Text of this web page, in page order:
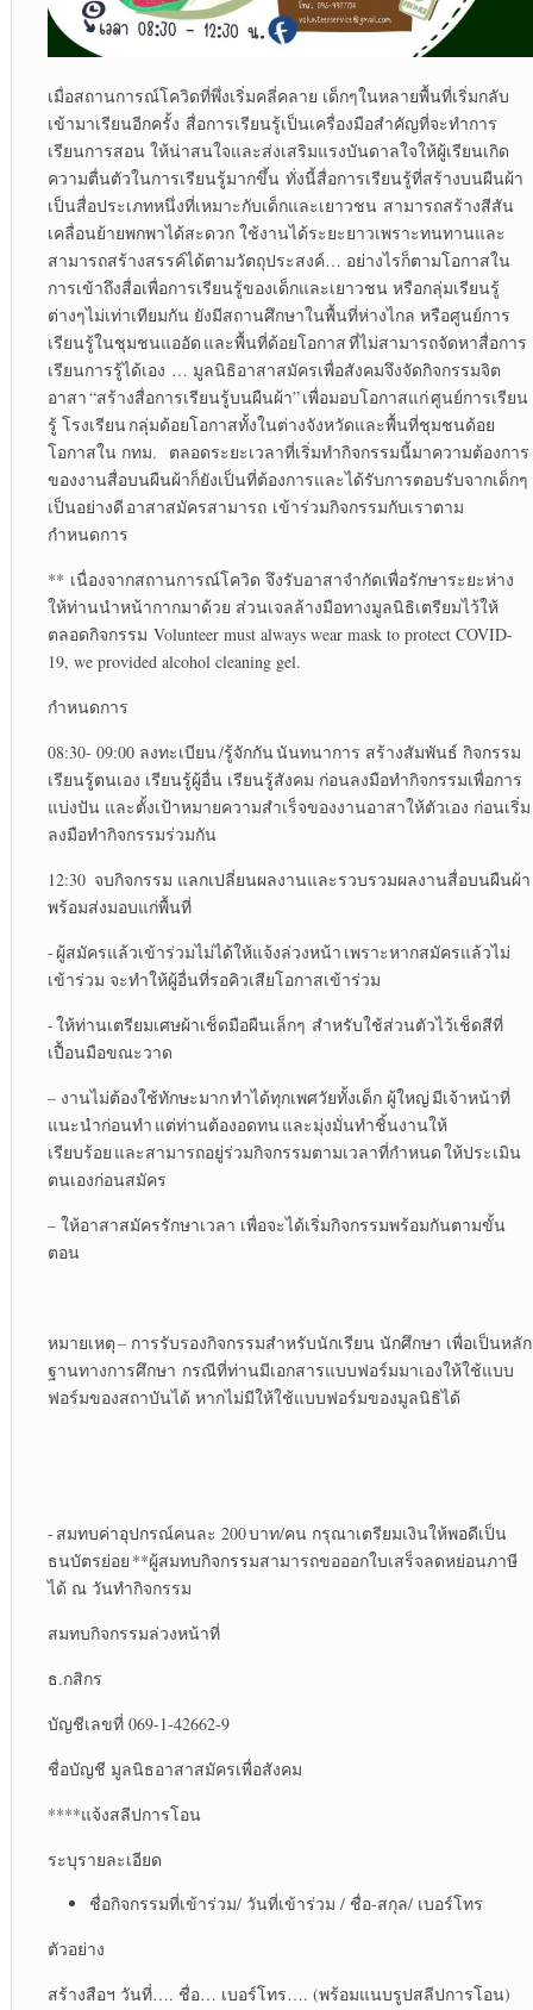
เมื่อสถานการณ์โควิดที่พึ่งเริ่มคลี่คลาย เด็กๆในหลายพื้นที่เริ่มกลับ
เข้ามาเรียนอีกครั้ง สื่อการเรียนรู้เป็นเครื่องมือสำคัญที่จะทำการ
เรียนการสอน ให้น่าสนใจและส่งเสริมแรงบันดาลใจให้ผู้เรียนเกิด
ความตื่นตัวในการเรียนรู้มากขึ้น ทั่งนี้สื่อการเรียนรู้ที่สร้างบนผืนผ้า
เป็นสื่อประเภทหนึ่งที่เหมาะกับเด็กและเยาวชน สามารถสร้างสีสัน
เคลื่อนย้ายพกพาได้สะดวก ใช้งานได้ระยะยาวเพราะทนทานและ
สามารถสร้างสรรค์ได้ตามวัตถุประสงค์… อย่างไรก็ตามโอกาสใน
การเข้าถึงสื่อเพื่อการเรียนรู้ของเด็กและเยาวชน หรือกลุ่มเรียนรู้
ต่างๆไม่เท่าเทียมกัน ยังมีสถานศึกษาในพื้นที่ห่างไกล หรือศูนย์การ
เรียนรู้ในชุมชนแออัด และพื้นที่ด้อยโอกาส ที่ไม่สามารถจัดหาสื่อการ
เรียนการรู้ได้เอง … มูลนิธิอาสาสมัครเพื่อสังคมจึงจัดกิจกรรมจิต
อาสา “สร้างสื่อการเรียนรู้บนผืนผ้า” เพื่อมอบโอกาสแก่ ศูนย์การเรียน
รู้ โรงเรียน กลุ่มด้อยโอกาสทั้งในต่างจังหวัดและพื้นที่ชุมชนด้อย
โอกาสใน กทม. ตลอดระยะเวลาที่เริ่มทำกิจกรรมนี้มาความต้องการ
ของงานสื่อบนผืนผ้าก็ยังเป็นที่ต้องการและได้รับการตอบรับจากเด็กๆ
เป็นอย่างดี อาสาสมัครสามารถ เข้าร่วมกิจกรรมกับเราตาม
กำหนดการ
** เนื่องจากสถานการณ์โควิด จึงรับอาสาจำกัดเพื่อรักษาระยะห่าง
ให้ท่านนำหน้ากากมาด้วย ส่วนเจลล้างมือทางมูลนิธิเตรียมไว้ให้
ตลอดกิจกรรม Volunteer must always wear mask to protect COVID-
19, we provided alcohol cleaning gel.
กำหนดการ
08:30- 09:00 ลงทะเบียน /รู้จักกัน นันทนาการ สร้างสัมพันธ์ กิจกรรม
เรียนรู้ตนเอง เรียนรู้ผู้อื่น เรียนรู้สังคม ก่อนลงมือทำกิจกรรมเพื่อการ
แบ่งปัน และตั้งเป้าหมายความสำเร็จของงานอาสาให้ตัวเอง ก่อนเริ่ม
ลงมือทำกิจกรรมร่วมกัน
12:30 จบกิจกรรม แลกเปลี่ยนผลงานและรวบรวมผลงานสื่อบนผืนผ้า
พร้อมส่งมอบแก่พื้นที่
- ผู้สมัครแล้วเข้าร่วมไม่ได้ให้แจ้งล่วงหน้า เพราะหากสมัครแล้วไม่
เข้าร่วม จะทำให้ผู้อื่นที่รอคิวเสียโอกาสเข้าร่วม
- ให้ท่านเตรียมเศษผ้าเช็ดมือผืนเล็กๆ สำหรับใช้ส่วนตัวไว้เช็ดสีที่
เปื้อนมือขณะวาด
– งานไม่ต้องใช้ทักษะมาก ทำได้ทุกเพศวัยทั้งเด็ก ผู้ใหญ่ มีเจ้าหน้าที่
แนะนำก่อนทำ แต่ท่านต้องอดทน และมุ่งมั่นทำชิ้นงานให้
เรียบร้อย และสามารถอยู่ร่วมกิจกรรมตามเวลาที่กำหนด ให้ประเมิน
ตนเองก่อนสมัคร
– ให้อาสาสมัครรักษาเวลา เพื่อจะได้เริ่มกิจกรรมพร้อมกันตามขั้น
ตอน
หมายเหตุ – การรับรองกิจกรรมสำหรับนักเรียน นักศึกษา เพื่อเป็นหลัก
ฐานทางการศึกษา กรณีที่ท่านมีเอกสารแบบฟอร์มมาเองให้ใช้แบบ
ฟอร์มของสถาบันได้ หากไม่มีให้ใช้แบบฟอร์มของมูลนิธิได้
- สมทบค่าอุปกรณ์คนละ 200 บาท/คน กรุณาเตรียมเงินให้พอดีเป็น
ธนบัตรย่อย **ผู้สมทบกิจกรรมสามารถขอออกใบเสร็จลดหย่อนภาษี
ได้ ณ วันทำกิจกรรม
สมทบกิจกรรมล่วงหน้าที่
ธ.กสิกร
บัญชีเลขที่ 069-1-42662-9
ชื่อบัญชี มูลนิธอาสาสมัครเพื่อสังคม
****แจ้งสลีปการโอน
ระบุรายละเอียด
ชื่อกิจกรรมที่เข้าร่วม/ วันที่เข้าร่วม / ชื่อ-สกุล/ เบอร์โทร
ตัวอย่าง
สร้างสือฯ วันที่…. ชื่อ… เบอร์โทร…. (พร้อมแนบรูปสลีปการโอน)